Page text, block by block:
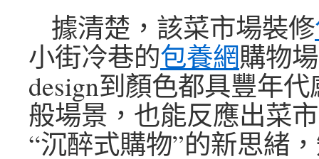
據清楚，該菜市場裝修
小街冷巷的包養網購物
design到顏色都具豐年
般場景，也能反應出菜
“沉醉式購物”的新思緒